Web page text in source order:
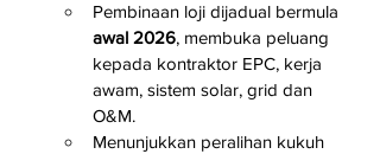
Pembinaan loji dijadual bermula
awal 2026, membuka peluang
kepada kontraktor EPC, kerja
awam, sistem solar, grid dan
O&M.
Menunjukkan peralihan kukuh